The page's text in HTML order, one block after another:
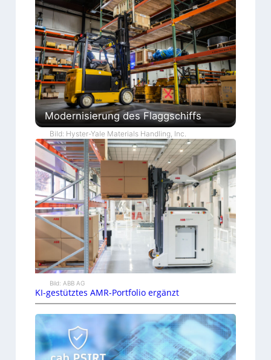
Modernisierung des Flaggschiffs
Bild: Hyster-Yale Materials Handling, Inc.
Bild: ABB AG
KI-gestütztes AMR-Portfolio ergänzt